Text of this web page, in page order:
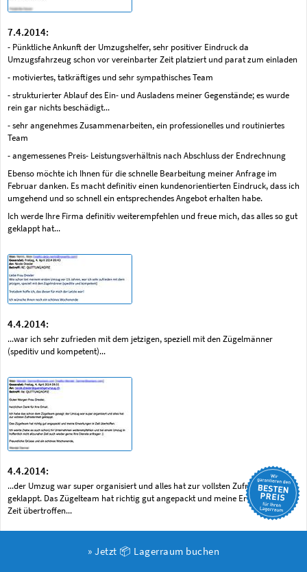
7.4.2014:
- Pünktliche Ankunft der Umzugshelfer, sehr positiver Eindruck da
Umzugsfahrzeug schon vor vereinbarter Zeit platziert und parat zum einladen
- motiviertes, tatkräftiges und sehr sympathisches Team
- strukturierter Ablauf des Ein- und Ausladens meiner Gegenstände; es wurde
rein gar nichts beschädigt...
- sehr angenehmes Zusammenarbeiten, ein professionelles und routiniertes
Team
- angemessenes Preis- Leistungsverhältnis nach Abschluss der Endrechnung
Ebenso möchte ich Ihnen für die schnelle Bearbeitung meiner Anfrage im
Februar danken. Es macht definitiv einen kundenorientierten Eindruck, dass ich
umgehend und so schnell ein entsprechendes Angebot erhalten habe.
Ich werde Ihre Firma definitiv weiterempfehlen und freue mich, das alles so gut
geklappt hat...
4.4.2014:
...war ich sehr zufrieden mit dem jetzigen, speziell mit den Zügelmänner
(speditiv und kompetent)...
4.4.2014:
...der Umzug war super organisiert und alles hat zur vollsten Zufriedenheit
geklappt. Das Zügelteam hat richtig gut angepackt und meine Erwartungen in
Zeit übertroffen...
» Jetzt 📦 Lagerraum buchen